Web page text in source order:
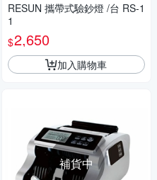
RESUN 攜帶式驗鈔燈 /台 RS-1
1
$2,650
加入購物車
補貨中